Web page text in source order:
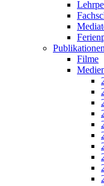
Filme